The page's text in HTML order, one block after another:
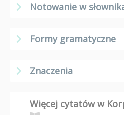
Notowanie w
Formy gramatyczne
Znaczenia
Więcej cytatów w